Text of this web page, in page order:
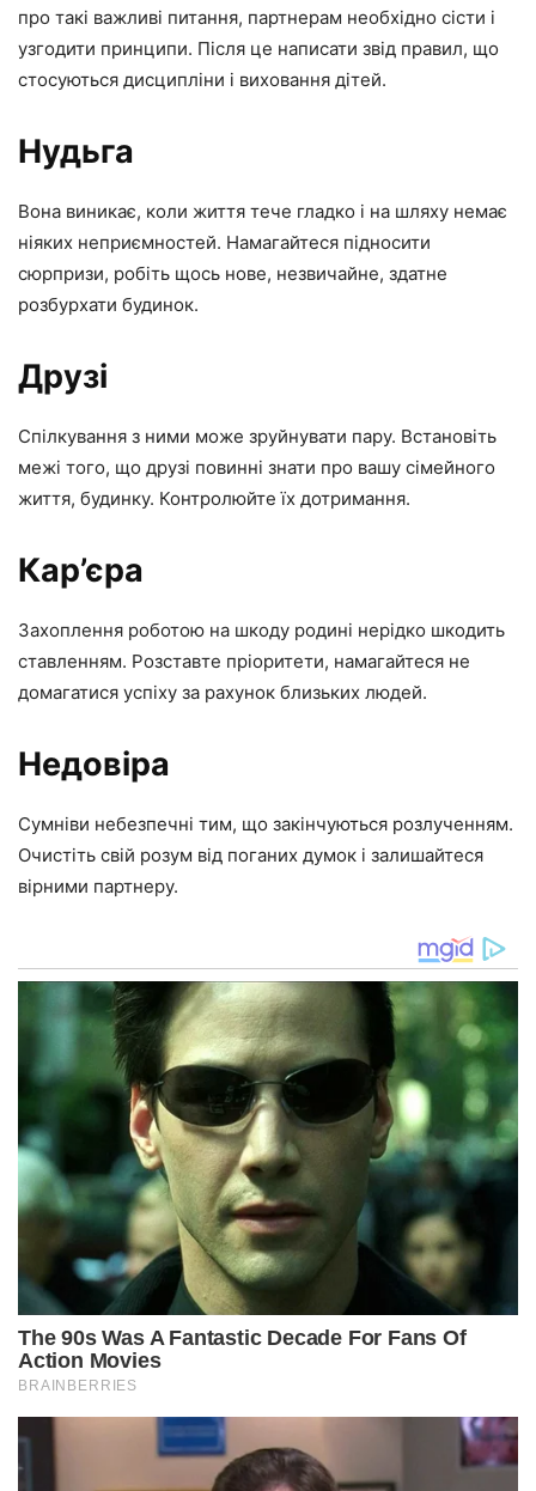
про такі важливі питання, партнерам необхідно сісти і
узгодити принципи. Після це написати звід правил, що
стосуються дисципліни і виховання дітей.
Нудьга
Вона виникає, коли життя тече гладко і на шляху немає
ніяких неприємностей. Намагайтеся підносити
сюрпризи, робіть щось нове, незвичайне, здатне
розбурхати будинок.
Друзі
Спілкування з ними може зруйнувати пару. Встановіть
межі того, що друзі повинні знати про вашу сімейного
життя, будинку. Контролюйте їх дотримання.
Кар’єра
Захоплення роботою на шкоду родині нерідко шкодить
ставленням. Розставте пріоритети, намагайтеся не
домагатися успіху за рахунок близьких людей.
Недовіра
Сумніви небезпечні тим, що закінчуються розлученням.
Очистіть свій розум від поганих думок і залишайтеся
вірними партнеру.